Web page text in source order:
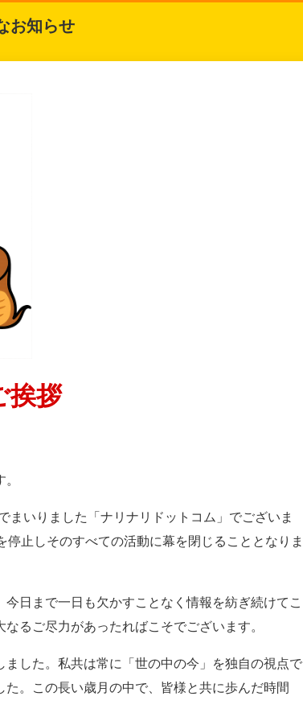
お知らせ
挨拶
いりました「ナリナリドットコム」でございま
止しそのすべての活動に幕を閉じることとなりま
日まで一日も欠かすことなく情報を紡ぎ続けてこ
るご尽力があったればこそでございます。
した。私共は常に「世の中の今」を独自の視点で
。この長い歳月の中で、皆様と共に歩んだ時間